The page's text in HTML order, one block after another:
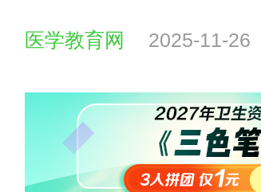
医学教育网 2025-11-26